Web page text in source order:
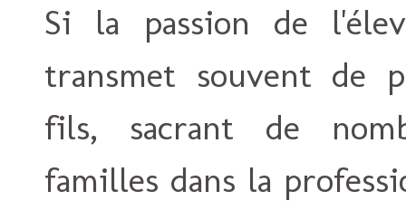
Si la passion de
transmet souvent de
fils, sacrant de
familles dans la